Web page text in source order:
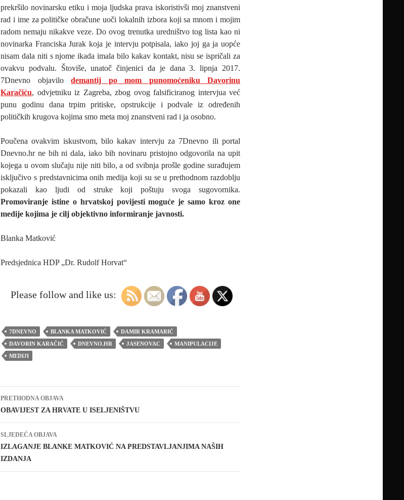
prekršilo novinarsku etiku i moja ljudska prava iskoristivši moj znanstveni
rad i ime za političke obračune uoči lokalnih izbora koji sa mnom i mojim
radom nemaju nikakve veze. Do ovog trenutka uredništvo tog lista kao ni
novinarka Franciska Jurak koja je intervju potpisala, iako joj ga ja uopće
nisam dala niti s njome ikada imala bilo kakav kontakt, nisu se ispričali za
ovakvu podvalu. Štoviše, unatoč činjenici da je dana 3. lipnja 2017.
7Dnevno objavilo demantij po mom punomoćeniku Davorinu
Karačiću, odvjetniku iz Zagreba, zbog ovog falsificiranog intervjua već
punu godinu dana trpim pritiske, opstrukcije i podvale iz određenih
političkih krugova kojima smo meta moj znanstveni rad i ja osobno.
Poučena ovakvim iskustvom, bilo kakav intervju za 7Dnevno ili portal
Dnevno.hr ne bih ni dala, iako bih novinaru pristojno odgovorila na upit
kojega u ovom slučaju nije niti bilo, a od svibnja prošle godine surađujem
isključivo s predstavnicima onih medija koji su se u prethodnom razdoblju
pokazali kao ljudi od struke koji poštuju svoga sugovornika.
Promoviranje istine o hrvatskoj povijesti moguće je samo kroz one
medije kojima je cilj objektivno informiranje javnosti.
Blanka Matković
Predsjednica HDP „Dr. Rudolf Horvat“
Please follow and like us:
7DNEVNO BLANKA MATKOVIĆ
DAMIR KRAMARIĆ
DAVORIN KARAČIĆ
DNEVNO.HR JASENOVAC
MANIPULACIJE
MEDIJI
Navigacija
objava
PRETHODNA OBJAVA
OBAVIJEST ZA HRVATE U ISELJENIŠTVU
SLJEDEĆA OBJAVA
IZLAGANJE BLANKE MATKOVIĆ NA PREDSTAVLJANJIMA NAŠIH
IZDANJA